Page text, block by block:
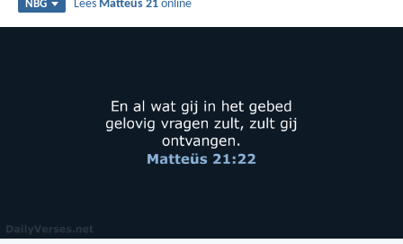
NBG Lees Matteüs 21 online